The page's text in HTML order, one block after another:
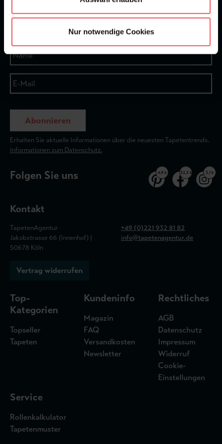
Nur notwendige Cookies
Newsletter
Abonnieren
Erhalten Sie aktuelle Informationen über die neuesten Tapetentrends.
Informationen zum Datenschutz.
Folgen Sie uns 4,9 k 32,5 k 3,1 k
Kontakt
TapetenAgentur
Jakobstrasse 66 (Innenhof) |
50678 Köln
+49 (0)221 932 81 82
info@tapetenagentur.de
Vertrag widerrufen
Top-
Kategorien
Topseller
Tapeten
Kundeninfo
Magazin
FAQ
Versandkosten
Newsletter
Rechtliches
AGB
Datenschutz
Impressum
Widerruf
Cookie-
Einstellungen
Service
Rollenkalkulator
Tapetenmuster